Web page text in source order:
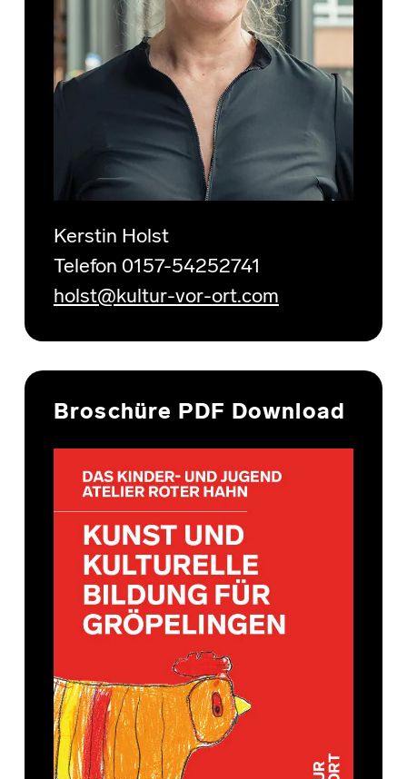
Kerstin Holst
Telefon 0157-54252741
holst@kultur-vor-ort.com
Broschüre PDF Download